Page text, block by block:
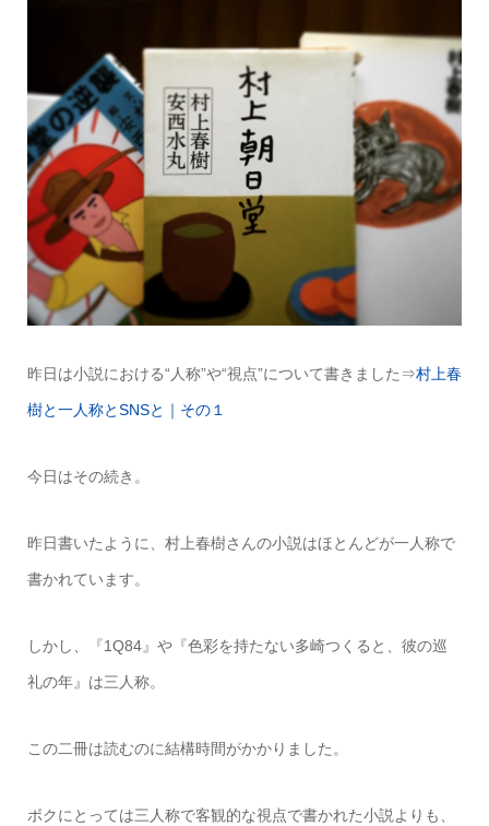
昨日は小説における“人称”や“視点”について書きました⇒村上春
樹と一人称とSNSと｜その１
今日はその続き。
昨日書いたように、村上春樹さんの小説はほとんどが一人称で
書かれています。
しかし、『1Q84』や『色彩を持たない多崎つくると、彼の巡
礼の年』は三人称。
この二冊は読むのに結構時間がかかりました。
ボクにとっては三人称で客観的な視点で書かれた小説よりも、